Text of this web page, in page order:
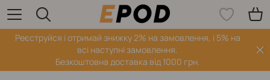
Реєструйся і отримай знижку 2% на замовлення, і 5% на
всі наступні замовлення.
Безкоштовна доставка від 1000 грн.